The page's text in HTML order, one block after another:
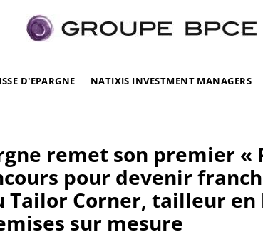
D'EPARGNE NATIXIS INVESTMENT MANAGERS
remet son premier
pour devenir
Tailor Corner, tailleur en
sur mesure